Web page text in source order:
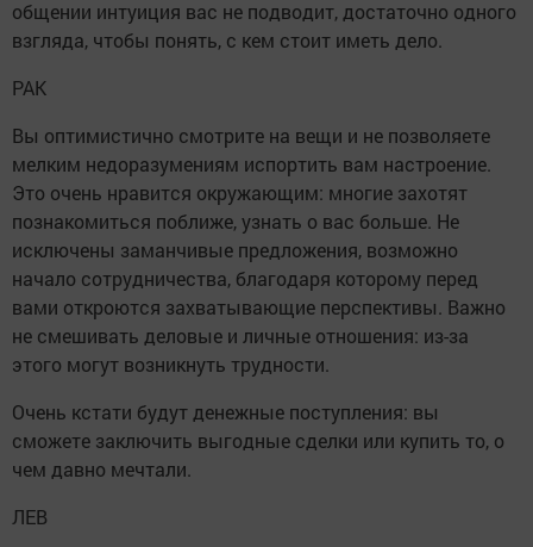
общении интуиция вас не подводит, достаточно одного
взгляда, чтобы понять, с кем стоит иметь дело.
РАК
Вы оптимистично смотрите на вещи и не позволяете
мелким недоразумениям испортить вам настроение.
Это очень нравится окружающим: многие захотят
познакомиться поближе, узнать о вас больше. Не
исключены заманчивые предложения, возможно
начало сотрудничества, благодаря которому перед
вами откроются захватывающие перспективы. Важно
не смешивать деловые и личные отношения: из-за
этого могут возникнуть трудности.
Очень кстати будут денежные поступления: вы
сможете заключить выгодные сделки или купить то, о
чем давно мечтали.
ЛЕВ